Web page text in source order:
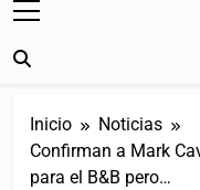
Crónicas, Previas Y
Inicio
Noticias
Confirman a Mark
para el B&B pero…